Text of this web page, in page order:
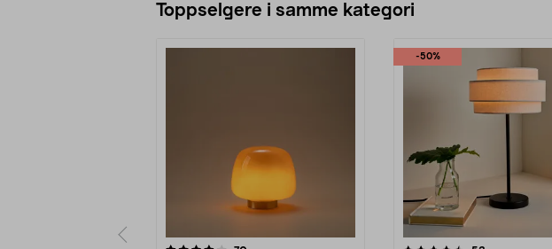
Toppselgere i samme kategori
-50%